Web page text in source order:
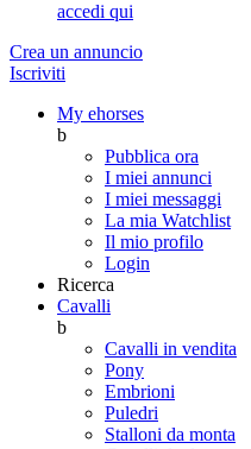
accedi qui
Crea un annuncio
Iscriviti
My ehorses
b
Pubblica ora
I miei annunci
I miei messaggi
La mia Watchlist
Il mio profilo
Login
Ricerca
Cavalli
b
Cavalli in vendita
Pony
Embrioni
Puledri
Stalloni da monta